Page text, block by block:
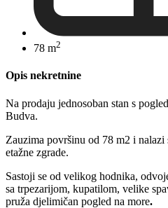
78 m2
Opis nekretnine
Na prodaju jednosoban stan s
Budva.
Zauzima površinu od 78 m2 i nalazi
etažne zgrade.
Sastoji se od velikog hodnika,
sa trpezarijom, kupatilom, velike
pruža djelimičan pogled na more.